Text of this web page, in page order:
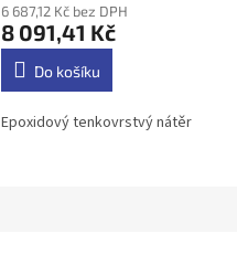
6 687,12 Kč bez DPH
8 091,41 Kč
Do košíku
Epoxidový tenkovrstvý nátěr